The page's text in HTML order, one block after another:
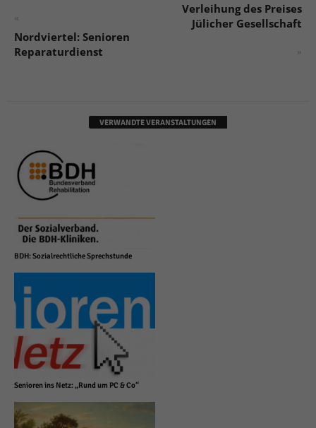
«
Nordviertel: Senioren
Reparaturdienst
Verleihung des Preises
Jülicher Gesellschaft
»
VERWANDTE VERANSTALTUNGEN
BDH: Sozialrechtliche Sprechstunde
Senioren ins Netz: „Rund um PC & Co“